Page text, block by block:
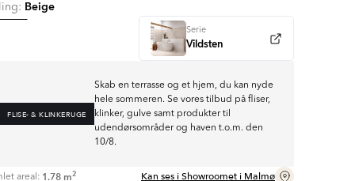
Beige
Serie
Vildsten
FLISE- & KLINKERUGE
Skab en terrasse og et hjem, du kan nyde
hele sommeren. Se vores tilbud på fliser,
klinker, gulve samt produkter til
udendørsområder og haven t.o.m. den
10/8.
areal: 1.78 m2
Kan ses i Showroomet i Malmø